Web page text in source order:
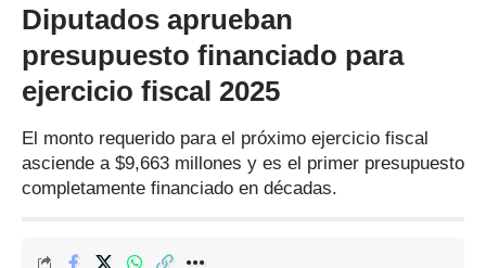
Diputados aprueban
presupuesto financiado para
ejercicio fiscal 2025
El monto requerido para el próximo ejercicio fiscal
asciende a $9,663 millones y es el primer presupuesto
completamente financiado en décadas.